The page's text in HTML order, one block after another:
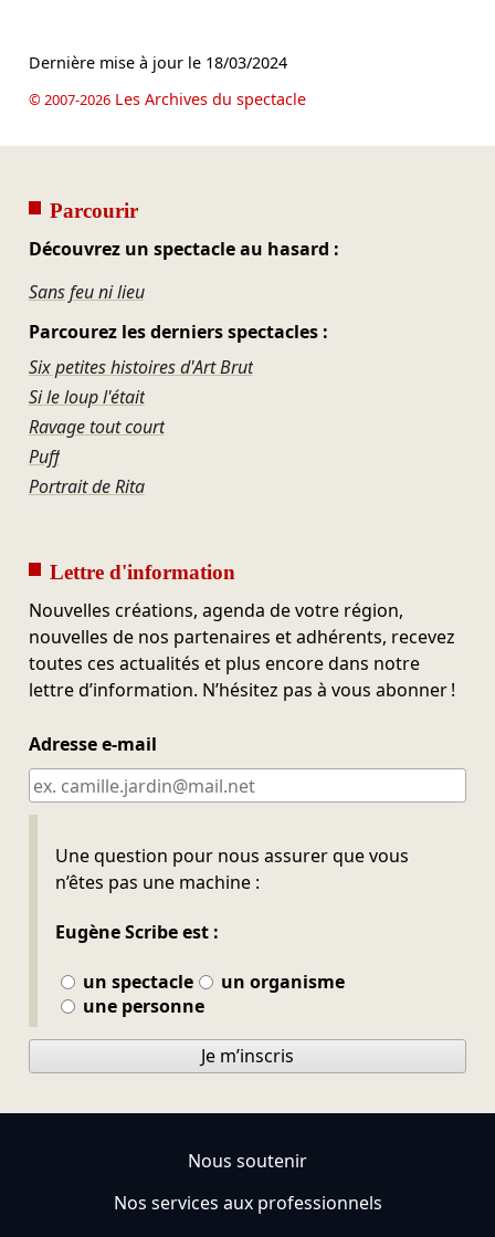
Dernière mise à jour le 18/03/2024
© 2007-2026Les Archives du spectacle
Parcourir
Découvrez un spectacle au hasard :
Sans feu ni lieu
Parcourez les derniers spectacles :
Six petites histoires d'Art Brut
Si le loup l'était
Ravage tout court
Puff
Portrait de Rita
Lettre d'information
Nouvelles créations, agenda de votre région,
nouvelles de nos partenaires et adhérents, recevez
toutes ces actualités et plus encore dans notre
lettre d’information. N’hésitez pas à vous abonner !
Adresse e-mail
Une question pour nous assurer que vous
n’êtes pas une machine :
Eugène Scribe est :
un spectacle
un organisme
une personne
Ne pas remplir
Je m’inscris
Nous soutenir
Nos services aux professionnels